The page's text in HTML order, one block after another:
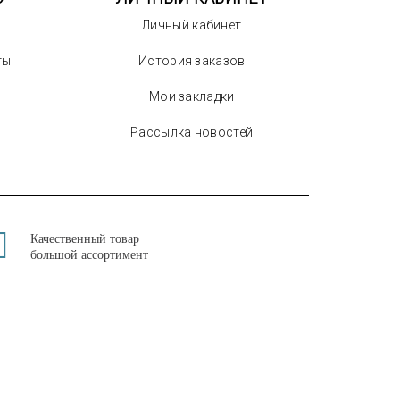
Личный кабинет
История заказов
Мои закладки
Рассылка новостей
Качественный товар
большой ассортимент